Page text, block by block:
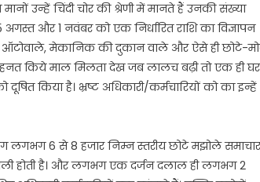
उन्हें चिंदी चोर की श्रेणी में मानते हैं उनकी संख्या
और 1 नवंबर को एक निर्धारित राशि का विज्ञापन
ऑटोवाले, मेकानिक की दुकान वाले और ऐसे ही छोटे-
किये माल मिलता देख जब लालच बढ़ी तो एक ही घर
किया है। भ्रष्ट अधिकारी/कर्मचारियों को का इन्हें
लगभग 6 से 8 हजार निम्न स्तरीय छोटे मझोले समाचार
होती है। और लगभग एक दर्जन दलाल ही लगभग 2